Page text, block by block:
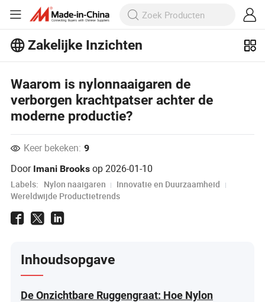
Zakelijke Inzichten
Meer bekijken
Waarom is nylonnaaigaren de
verborgen krachtpatser achter de
moderne productie?
Keer bekeken: 9
Door Imani Brooks op2026-01-10
Labels: Nylon naaigaren
Innovatie en Duurzaamheid
Wereldwijde Productietrends
Inhoudsopgave
De Onzichtbare Ruggengraat: Hoe Nylon